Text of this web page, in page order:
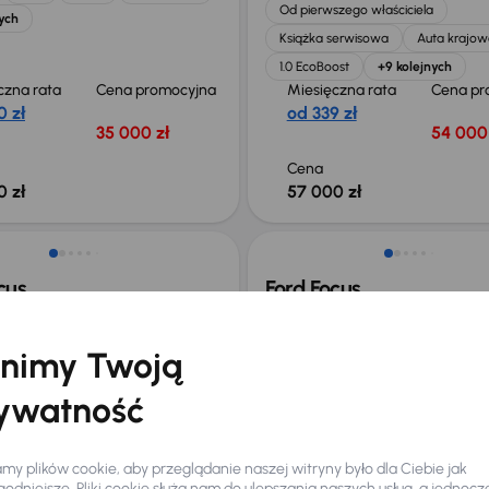
rata
zł
Cena promocyjna
35 000 zł
zł
Od pierwszego właściciela
Książka serwisowa
Auta
1.0 EcoBoost
+9 kolejnych
Miesięczna rata
od 339 zł
Cena
54 000
Cena
57 000 zł
Taniej o 2 000 zł
Ford Focus
Najniższa cena z
30 dni przed
Cena
Twoją
plików cookie, aby przeglądanie naszej witryny było dla Ciebie jak